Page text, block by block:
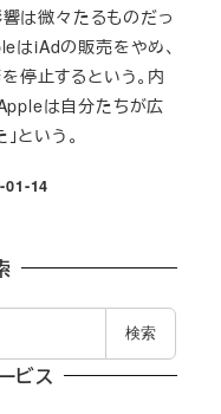
は微々たるものだっ
はiAdの販売をやめ、
停止するという。内
は自分たちが広
という。
01-14
検索
ビス